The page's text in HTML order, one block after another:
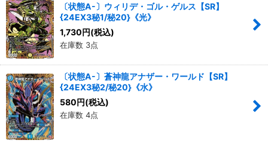
〔状態A-〕ウィリデ・ゴル・ゲルス【SR】
{24EX3秘1/秘20}《光》
1,730円(税込)
在庫数 3点
〔状態A-〕蒼神龍アナザー・ワールド【SR】
{24EX3秘2/秘20}《水》
580円(税込)
在庫数 4点